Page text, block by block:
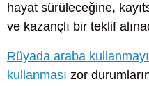
hayat sürüleceğine,
ve kazançlı bir teklif
Rüyada araba
kullanması zor